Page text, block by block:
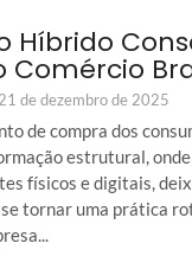
Híbrido
Comércio
21 de dezembro de 2025
de compra dos
estrutural,
físicos e digitais,
tornar uma prática